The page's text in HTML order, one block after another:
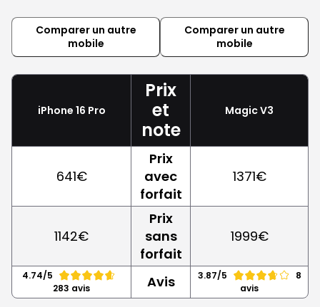
Comparer un autre
mobile
Comparer un autre
mobile
iPhone 16 Pro
Prix
et
note
Magic V3
641€
Prix
avec
forfait
1371€
1142€
Prix
sans
forfait
1999€
4.74/5
283 avis
Avis 3.87/5
8
avis